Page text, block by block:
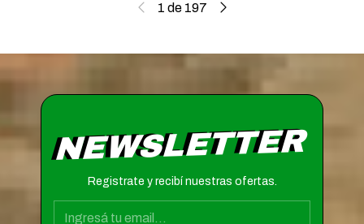
1 de 197
NEWSLETTER
Registrate y recibí nuestras ofertas.